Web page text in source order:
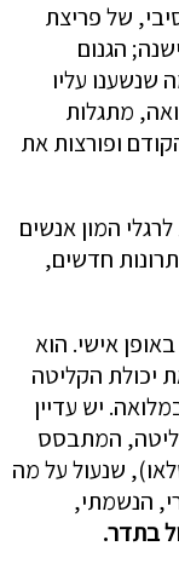
של פריצת
הגנום
שנשענו עליו
מתגלות
ופורצות את
המון אנשים
חדשים,
באופן אישי. הוא
יכולת הקליטה
יש עדיין
המתבסס
שנעול על מה
הנשמתי,
בתדר.